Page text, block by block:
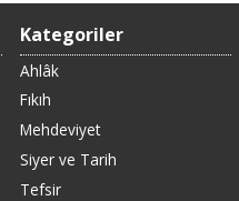
Kategoriler
Ahlâk
Fıkıh
Mehdeviyet
Siyer ve Tarih
Tefsir